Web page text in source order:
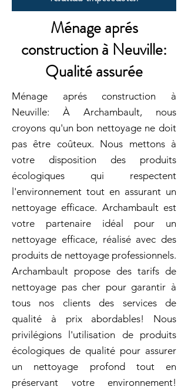
Ménage aprés
construction à Neuville:
Qualité assurée
Ménage aprés construction à
Neuville: À Archambault, nous
croyons qu'un bon nettoyage ne doit
pas être coûteux. Nous mettons à
votre disposition des produits
écologiques qui respectent
l'environnement tout en assurant un
nettoyage efficace. Archambault est
votre partenaire idéal pour un
nettoyage efficace, réalisé avec des
produits de nettoyage professionnels.
Archambault propose des tarifs de
nettoyage pas cher pour garantir à
tous nos clients des services de
qualité à prix abordables! Nous
privilégions l'utilisation de produits
écologiques de qualité pour assurer
un nettoyage profond tout en
préservant votre environnement!